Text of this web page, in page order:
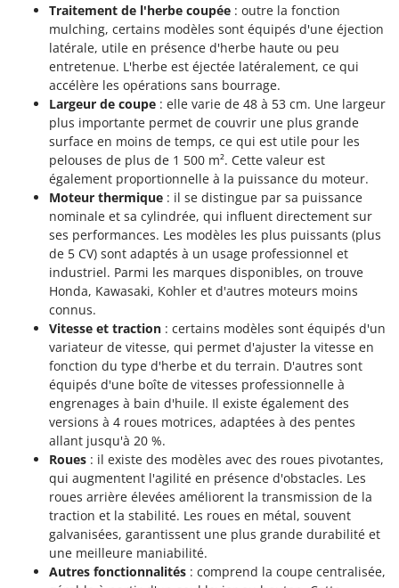
Traitement de l'herbe coupée : outre la fonction
mulching, certains modèles sont équipés d'une éjection
latérale, utile en présence d'herbe haute ou peu
entretenue. L'herbe est éjectée latéralement, ce qui
accélère les opérations sans bourrage.
Largeur de coupe : elle varie de 48 à 53 cm. Une largeur
plus importante permet de couvrir une plus grande
surface en moins de temps, ce qui est utile pour les
pelouses de plus de 1 500 m². Cette valeur est
également proportionnelle à la puissance du moteur.
Moteur thermique : il se distingue par sa puissance
nominale et sa cylindrée, qui influent directement sur
ses performances. Les modèles les plus puissants (plus
de 5 CV) sont adaptés à un usage professionnel et
industriel. Parmi les marques disponibles, on trouve
Honda, Kawasaki, Kohler et d'autres moteurs moins
connus.
Vitesse et traction : certains modèles sont équipés d'un
variateur de vitesse, qui permet d'ajuster la vitesse en
fonction du type d'herbe et du terrain. D'autres sont
équipés d'une boîte de vitesses professionnelle à
engrenages à bain d'huile. Il existe également des
versions à 4 roues motrices, adaptées à des pentes
allant jusqu'à 20 %.
Roues : il existe des modèles avec des roues pivotantes,
qui augmentent l'agilité en présence d'obstacles. Les
roues arrière élevées améliorent la transmission de la
traction et la stabilité. Les roues en métal, souvent
galvanisées, garantissent une plus grande durabilité et
une meilleure maniabilité.
Autres fonctionnalités : comprend la coupe centralisée,